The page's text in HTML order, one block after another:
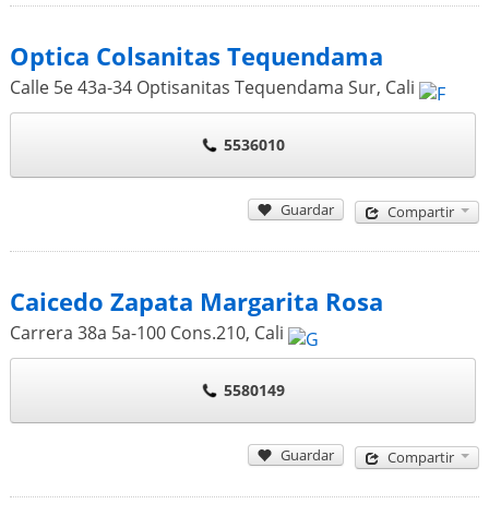
Optica Colsanitas Tequendama
Calle 5e 43a-34 Optisanitas Tequendama Sur, Cali
5536010
Guardar Compartir
Caicedo Zapata Margarita Rosa
Carrera 38a 5a-100 Cons.210, Cali
5580149
Guardar Compartir